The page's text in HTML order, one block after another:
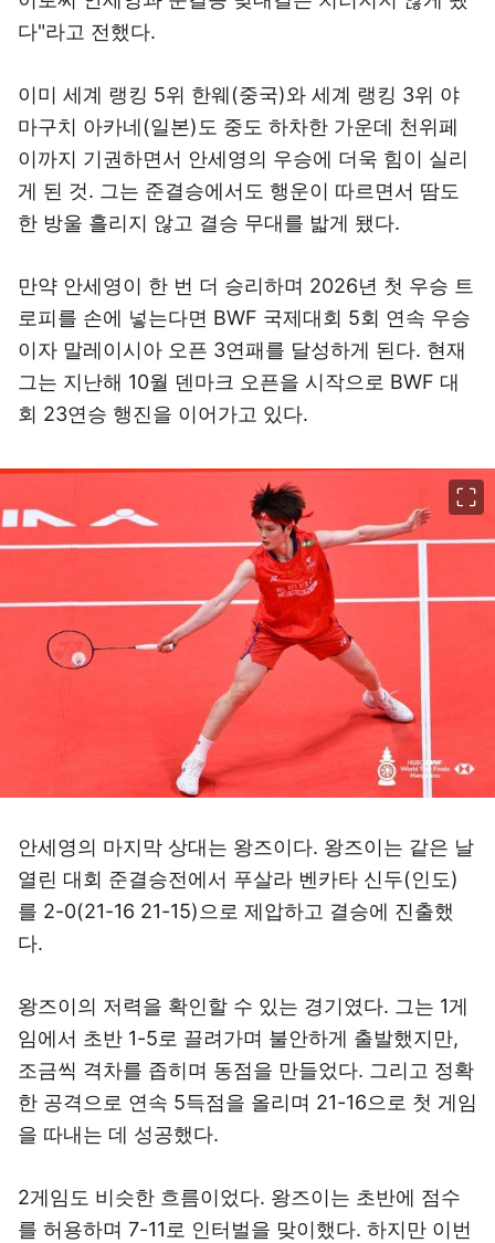
다"라고 전했다.
이미 세계 랭킹 5위 한웨(중국)와 세계 랭킹 3위 야
마구치 아카네(일본)도 중도 하차한 가운데 천위페
이까지 기권하면서 안세영의 우승에 더욱 힘이 실리
게 된 것. 그는 준결승에서도 행운이 따르면서 땀도
한 방울 흘리지 않고 결승 무대를 밟게 됐다.
만약 안세영이 한 번 더 승리하며 2026년 첫 우승 트
로피를 손에 넣는다면 BWF 국제대회 5회 연속 우승
이자 말레이시아 오픈 3연패를 달성하게 된다. 현재
그는 지난해 10월 덴마크 오픈을 시작으로 BWF 대
회 23연승 행진을 이어가고 있다.
안세영의 마지막 상대는 왕즈이다. 왕즈이는 같은 날
열린 대회 준결승전에서 푸살라 벤카타 신두(인도)
를 2-0(21-16 21-15)으로 제압하고 결승에 진출했
다.
왕즈이의 저력을 확인할 수 있는 경기였다. 그는 1게
임에서 초반 1-5로 끌려가며 불안하게 출발했지만,
조금씩 격차를 좁히며 동점을 만들었다. 그리고 정확
한 공격으로 연속 5득점을 올리며 21-16으로 첫 게임
을 따내는 데 성공했다.
2게임도 비슷한 흐름이었다. 왕즈이는 초반에 점수
를 허용하며 7-11로 인터벌을 맞이했다. 하지만 이번